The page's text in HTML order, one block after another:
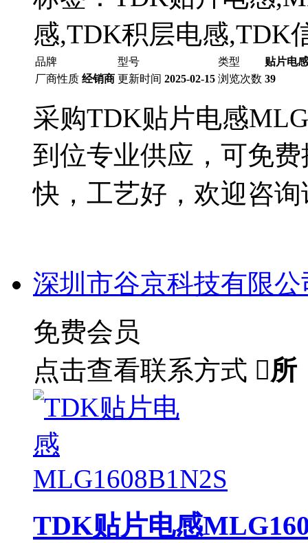
感,TDK积层电感,TDK
品牌 型号 类型
贴片电感
厂商性质 经销商 更新时间 2025-02-15 浏览次数 39
采购TDK贴片电感
到位专业供应，可免
快，工艺好，欢迎咨询
深圳市谷京科技有限公
免费会员
点击查看联系方式 所
TDK贴片电感